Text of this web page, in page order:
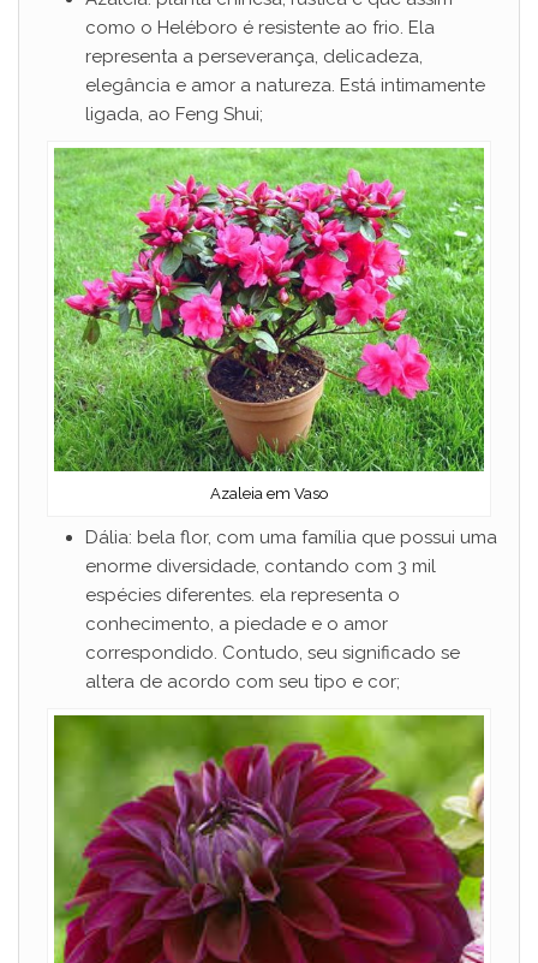
como o Heléboro é resistente ao frio. Ela
representa a perseverança, delicadeza,
elegância e amor a natureza. Está intimamente
ligada, ao Feng Shui;
Azaleia em Vaso
Dália: bela flor, com uma família que possui uma
enorme diversidade, contando com 3 mil
espécies diferentes. ela representa o
conhecimento, a piedade e o amor
correspondido. Contudo, seu significado se
altera de acordo com seu tipo e cor;